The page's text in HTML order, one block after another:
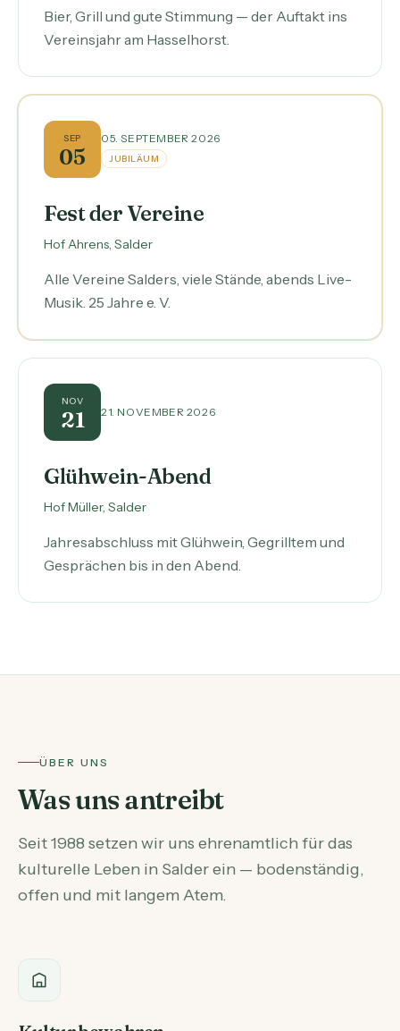
Bier, Grill und gute Stimmung — der Auftakt ins
Vereinsjahr am Hasselhorst.
SEP
05
05. SEPTEMBER 2026
JUBILÄUM
Fest der Vereine
Hof Ahrens, Salder
Alle Vereine Salders, viele Stände, abends Live-
Musik. 25 Jahre e. V.
NOV
21 21. NOVEMBER 2026
Glühwein-Abend
Hof Müller, Salder
Jahresabschluss mit Glühwein, Gegrilltem und
Gesprächen bis in den Abend.
ÜBER UNS
Was uns antreibt
Seit 1988 setzen wir uns ehrenamtlich für das
kulturelle Leben in Salder ein — bodenständig,
offen und mit langem Atem.